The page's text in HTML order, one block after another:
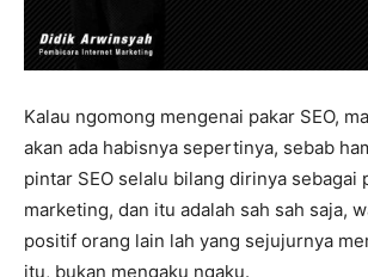
Kalau ngomong mengenai pakar SEO,
akan ada habisnya sepertinya, sebab
pintar SEO selalu bilang dirinya sebagai
marketing, dan itu adalah sah sah saja,
positif orang lain lah yang sejujurnya
itu, bukan mengaku ngaku.